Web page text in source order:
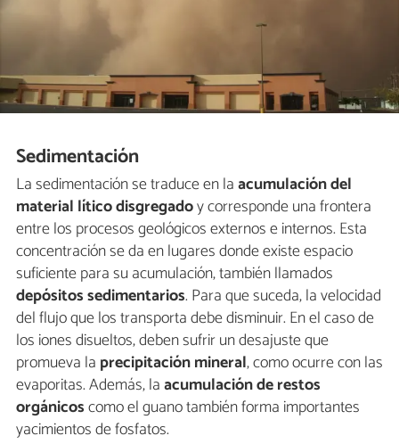
Sedimentación
La sedimentación se traduce en laacumulación del
material lítico disgregadoy corresponde una frontera
entre los procesos geológicos externos e internos. Esta
concentración se da en lugares donde existe espacio
suficiente para su acumulación, también llamados
depósitos sedimentarios. Para que suceda, la velocidad
del flujo que los transporta debe disminuir. En el caso de
los iones disueltos, deben sufrir un desajuste que
promueva la precipitación mineral, como ocurre con las
evaporitas. Además, laacumulación de restos
orgánicoscomo el guano también forma importantes
yacimientos de fosfatos.